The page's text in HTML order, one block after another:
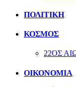
ΠΟΛΙΤΙΚΗ
ΚΟΣΜΟΣ
22ΟΣ
ΟΙΚΟΝΟΜΙΑ